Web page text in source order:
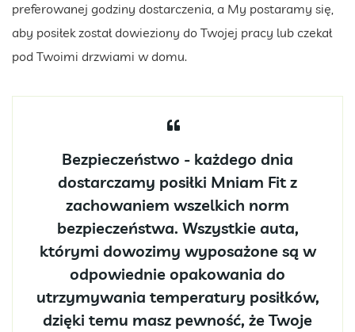
preferowanej godziny dostarczenia, a My postaramy się,
aby posiłek został dowieziony do Twojej pracy lub czekał
pod Twoimi drzwiami w domu.
Bezpieczeństwo - każdego dnia
dostarczamy posiłki Mniam Fit z
zachowaniem wszelkich norm
bezpieczeństwa. Wszystkie auta,
którymi dowozimy wyposażone są w
odpowiednie opakowania do
utrzymywania temperatury posiłków,
dzięki temu masz pewność, że Twoje